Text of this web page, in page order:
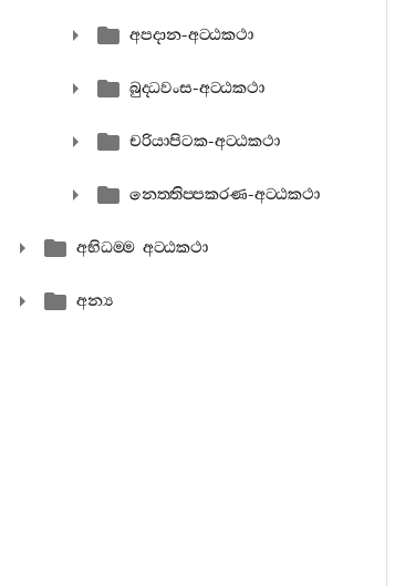
අපදාන-අට‍්ඨකථා
බුද‍්ධවංස-අට‍්ඨකථා
චරියාපිටක-අට‍්ඨකථා
නෙත‍්තිප‍්පකරණ-අට‍්ඨකථා
අභිධම‍්ම අට‍්ඨකථා
අන්‍ය